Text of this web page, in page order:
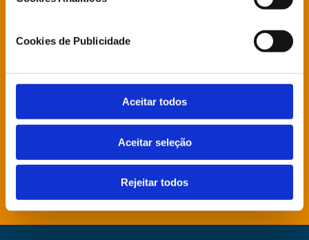
Cookies de Publicidade
Aceitar todos
Aceitar seleção
Rejeitar todos
Deputados
Direção Grupo Parlamentar
Atividade Parlamentar